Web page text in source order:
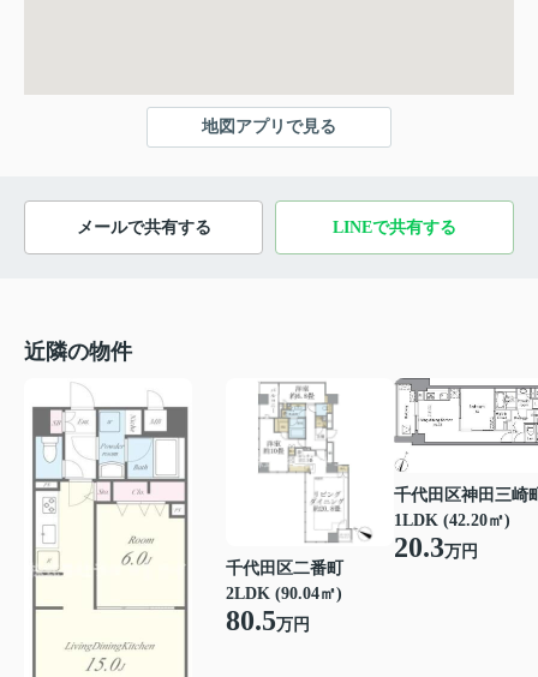
地図アプリで見る
メールで共有する LINEで共有する
近隣の物件
千代田区二番町
2LDK (90.04㎡)
80.5万円
千代田区神田三崎
1LDK (42.20㎡)
20.3万円